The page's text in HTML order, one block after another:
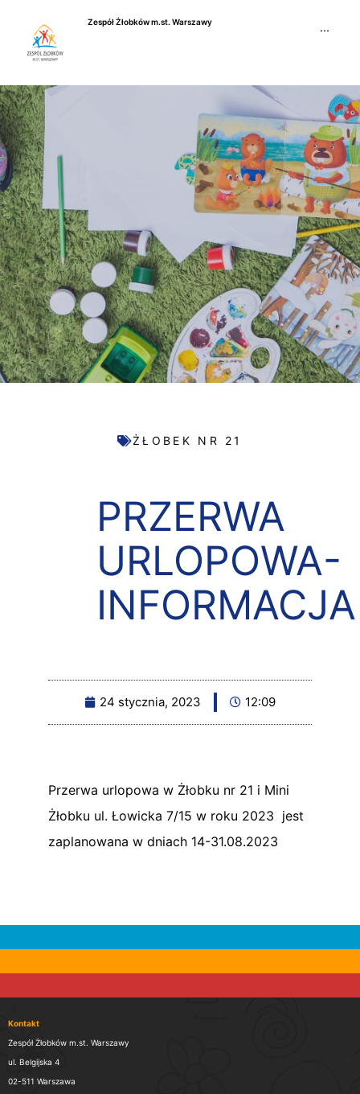
Zespół Żłobków m.st. Warszawy
···
ŻŁOBEK NR 21
PRZERWA
URLOPOWA-
INFORMACJA
24 stycznia, 2023 12:09
Przerwa urlopowa w Żłobku nr 21 i Mini
Żłobku ul. Łowicka 7/15 w roku 2023 jest
zaplanowana w dniach 14-31.08.2023
Kontakt
Zespół Żłobków m.st. Warszawy
ul. Belgijska 4
02-511 Warszawa